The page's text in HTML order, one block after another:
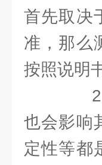
首先取决
准，那么
按照说明
2.
也会影响
定性等都